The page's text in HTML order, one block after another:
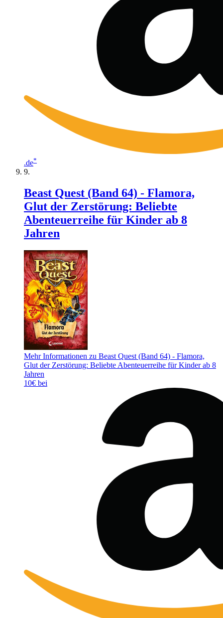
.de*
Beast Quest (Band 64) - Flamora,
Glut der Zerstörung: Beliebte
Abenteuerreihe für Kinder ab 8
Jahren
Mehr Informationen zu Beast Quest (Band 64) - Flamora,
Glut der Zerstörung: Beliebte Abenteuerreihe für Kinder ab 8
Jahren
10€ bei